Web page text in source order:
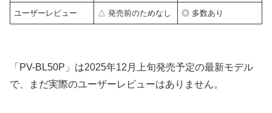
ユーザーレビュー △ 発売前のためなし ◎ 多数あり
「PV-BL50P」は2025年12月上旬発売予定の最新モデル
で、まだ実際のユーザーレビューはありません。